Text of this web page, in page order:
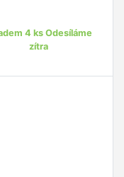
4 ks Odesíláme
zítra